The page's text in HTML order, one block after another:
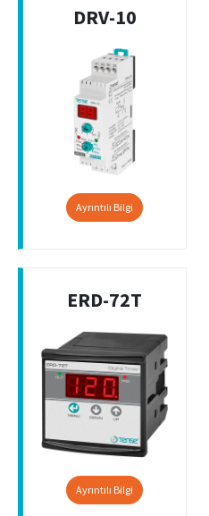
DRV-10
Ayrıntılı Bilgi
ERD-72T
Ayrıntılı Bilgi